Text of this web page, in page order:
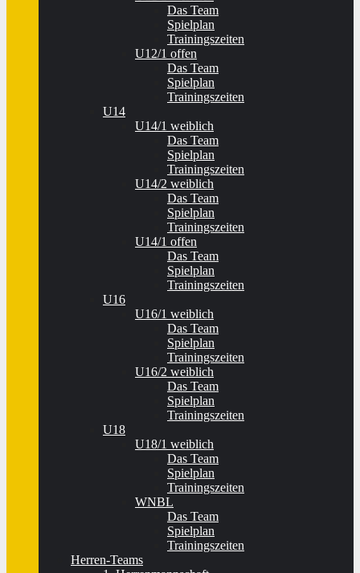
Das Team
Spielplan
Trainingszeiten
U12/1 offen
Das Team
Spielplan
Trainingszeiten
U14
U14/1 weiblich
Das Team
Spielplan
Trainingszeiten
U14/2 weiblich
Das Team
Spielplan
Trainingszeiten
U14/1 offen
Das Team
Spielplan
Trainingszeiten
U16
U16/1 weiblich
Das Team
Spielplan
Trainingszeiten
U16/2 weiblich
Das Team
Spielplan
Trainingszeiten
U18
U18/1 weiblich
Das Team
Spielplan
Trainingszeiten
WNBL
Das Team
Spielplan
Trainingszeiten
Herren-Teams